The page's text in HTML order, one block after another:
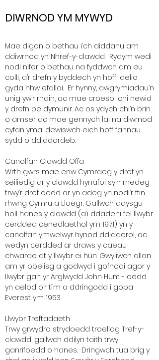
DIWRNOD YM MYWYD
Mae digon o bethau i’ch diddanu am
ddiwrnod yn Nhref-y-clawdd. Rydym wedi
nodi nifer o bethau na fyddwch am eu
colli, a’r drefn y byddech yn hoffi delio
gyda nhw efallai. Er hynny, awgrymiadau’n
unig yw’r rhain, ac mae croeso ichi newid
y drefn pe dymunir. Ac os ydych chi’n brin
o amser ac mae gennych lai na diwrnod
cyfan yma, dewiswch eich hoff fannau
sydd o ddiddordeb.
Canolfan Clawdd Offa
Wrth gwrs mae enw Cymraeg y dref yn
seiliedig ar y clawdd hynafol sy’n rhedeg
trwy’r dref oedd ar yn adeg yn nodi’r ffin
rhwng Cymru a Lloegr. Gallwch ddysgu
holl hanes y clawdd (a’i ddadeni fel llwybr
cerdded cenedlaethol ym 1971) yn y
canolfan ymwelwyr hynod ddiddorol, ac
wedyn cerdded ar draws y caeau
chwarae at y llwybr ei hun. Gwyliwch allan
am yr obelisg a godwyd i gofnodi agor y
llwybr gan yr Arglwydd John Hunt - oedd
yn aelod o’r tîm a ddringodd i gopa
Everest ym 1953.
Llwybr Treftadaeth
Trwy grwydro strydoedd troellog Tref-y-
clawdd, gallwch ddilyn taith trwy
ganrifoedd o hanes. Dringwch tua brig y